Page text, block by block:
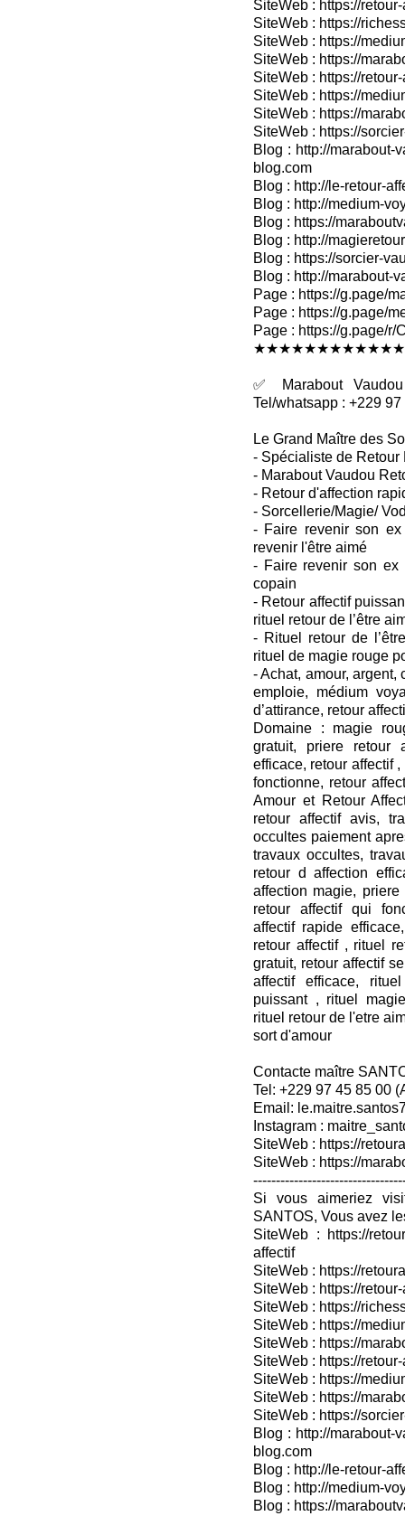
SiteWeb : https://
SiteWeb : https://
SiteWeb : https://
SiteWeb : https://
SiteWeb : https://
SiteWeb : https://
SiteWeb : https://
SiteWeb : https://
Blog : http://marabout-
blog.com
Blog : http://le-retour-
Blog : http://medium-
Blog : https://
Blog : http://
Blog : https://sorcier-
Blog : http://marabout-
Page : https://g.page/
Page : https://g.page/
Page : https://g.page/
✅ Marabout
Tel/whatsapp : +229
Le Grand Maître des
- Spécialiste de Retour
- Marabout Vaudou
- Retour d'affection
- Sorcellerie/Magie/
- Faire revenir son
revenir l'être aimé
- Faire revenir son ex
copain
- Retour affectif
rituel retour de l’être
- Rituel retour de
rituel de magie rouge
- Achat, amour,
emploie, médium
d’attirance, retour
Domaine : magie
gratuit, priere retour
efficace, retour affectif
fonctionne, retour
Amour et Retour
retour affectif avis,
occultes paiement
travaux occultes,
retour d affection
affection magie,
retour affectif qui
affectif rapide
retour affectif , rituel
gratuit, retour affectif
affectif efficace,
puissant , rituel
rituel retour de l'etre
sort d'amour
Contacte maître
Tel: +229 97 45 85 00
Email:
Instagram :
SiteWeb : https://
SiteWeb : https://
Si vous aimeriez
SANTOS, Vous avez
SiteWeb : https://
affectif
SiteWeb : https://
SiteWeb : https://
SiteWeb : https://
SiteWeb : https://
SiteWeb : https://
SiteWeb : https://
SiteWeb : https://
SiteWeb : https://
SiteWeb : https://
Blog : http://marabout-
blog.com
Blog : http://le-retour-
Blog : http://medium-
Blog : https://